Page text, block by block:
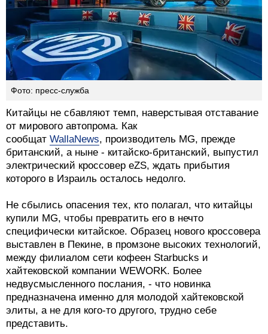
Фото: пресс-служба
Китайцы не сбавляют темп, наверстывая отставание
от мирового автопрома. Как
сообщат WallaNews, производитель MG, прежде
британский, а ныне - китайско-британский, выпустил
электрический кроссовер eZS, ждать прибытия
которого в Израиль осталось недолго.
Не сбылись опасения тех, кто полагал, что китайцы
купили MG, чтобы превратить его в нечто
специфически китайское. Образец нового кроссовера
выставлен в Пекине, в промзоне высоких технологий,
между филиалом сети кофеен Starbucks и
хайтековской компании WEWORK. Более
недвусмысленного послания, - что новинка
предназначена именно для молодой хайтековской
элиты, а не для кого-то другого, трудно себе
представить.